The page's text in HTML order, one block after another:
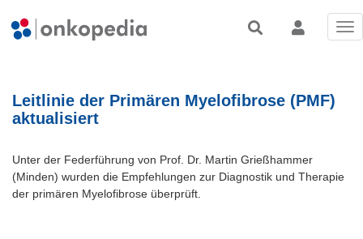
Leitlinie der Primären Myelofibrose (PMF)
aktualisiert
Unter der Federführung von Prof. Dr. Martin Grießhammer
(Minden) wurden die Empfehlungen zur Diagnostik und Therapie
der primären Myelofibrose überprüft.